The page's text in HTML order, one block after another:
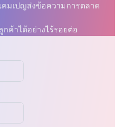
มเปญส่งข้อความการตลาด
ค้าได้อย่างไร้รอยต่อ